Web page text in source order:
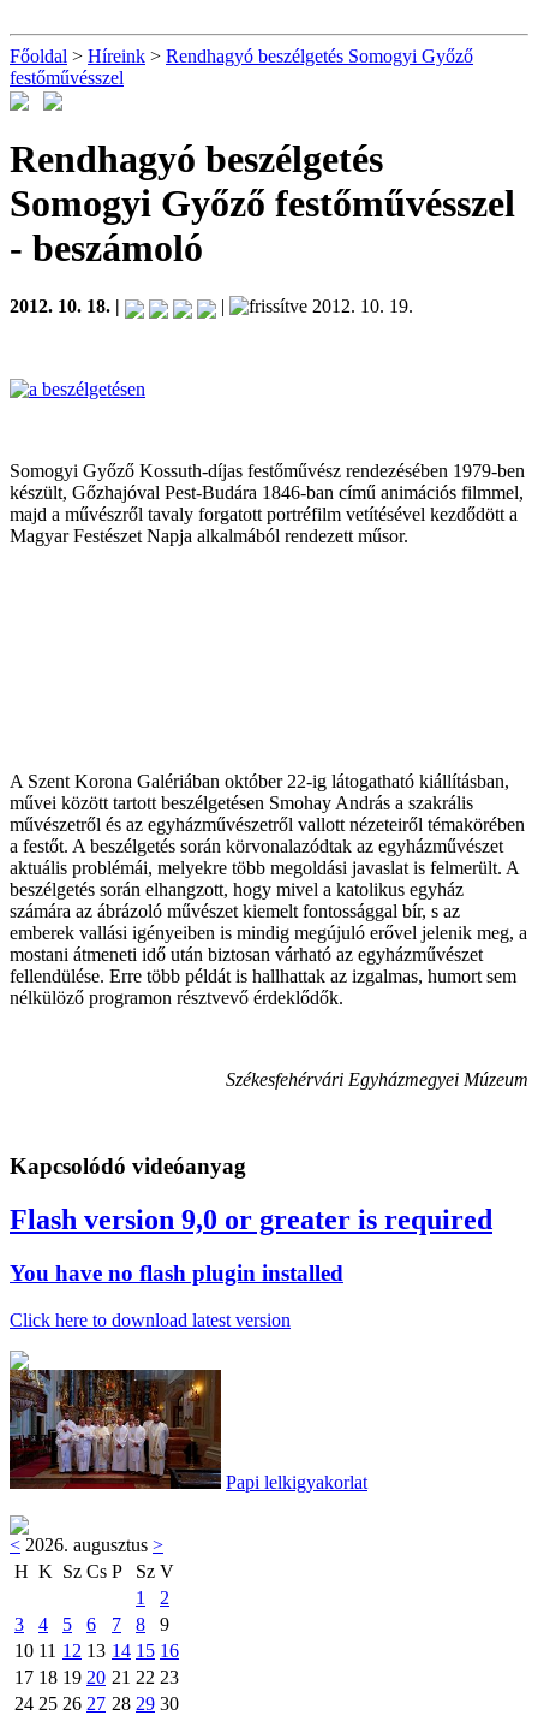
Főoldal > Híreink > Rendhagyó beszélgetés Somogyi Győző
festőművésszel
Rendhagyó beszélgetés
Somogyi Győző festőművésszel
- beszámoló
2012. 10. 18. | | 2012. 10. 19.
Somogyi Győző Kossuth-díjas festőművész rendezésében 1979-ben
készült, Gőzhajóval Pest-Budára 1846-ban című animációs filmmel,
majd a művészről tavaly forgatott portréfilm vetítésével kezdődött a
Magyar Festészet Napja alkalmából rendezett műsor.
A Szent Korona Galériában október 22-ig látogatható kiállításban,
művei között tartott beszélgetésen Smohay András a szakrális
művészetről és az egyházművészetről vallott nézeteiről témakörében
a festőt. A beszélgetés során körvonalazódtak az egyházművészet
aktuális problémái, melyekre több megoldási javaslat is felmerült. A
beszélgetés során elhangzott, hogy mivel a katolikus egyház
számára az ábrázoló művészet kiemelt fontossággal bír, s az
emberek vallási igényeiben is mindig megújuló erővel jelenik meg, a
mostani átmeneti idő után biztosan várható az egyházművészet
fellendülése. Erre több példát is hallhattak az izgalmas, humort sem
nélkülöző programon résztvevő érdeklődők.
Székesfehérvári Egyházmegyei Múzeum
Kapcsolódó videóanyag
Flash version 9,0 or greater is required
You have no flash plugin installed
Click here to download latest version
Papi lelkigyakorlat
< 2026. augusztus >
H K Sz Cs P Sz V
1
2
3
4 5 6 7 8
9
10 11 12 13 14 15 16
17 18 19 20 21 22 23
24 25 26 27 28 29 30